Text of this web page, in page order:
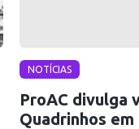
NOTÍCIAS
ProAC divulga
Quadrinhos em